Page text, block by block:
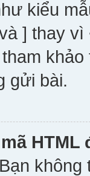
kiểu
] thay
gửi bài.